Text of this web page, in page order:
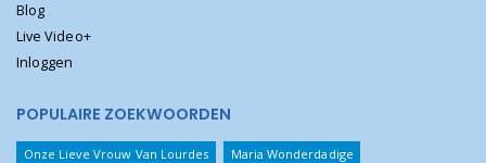
Blog
Live Video+
Inloggen
POPULAIRE ZOEKWOORDEN
Onze Lieve Vrouw Van Lourdes Maria Wonderdadige